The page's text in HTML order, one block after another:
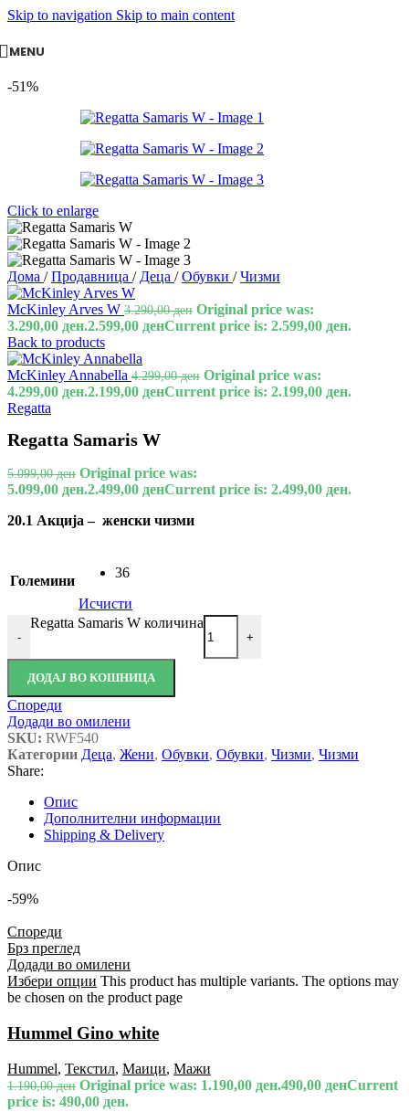
Skip to navigation Skip to main content
MENU
-51%
Click to enlarge
Дома / Продавница / Деца / Обувки / Чизми
McKinley Arves W 3.290,00ден Original price was:
3.290,00 ден.2.599,00 денCurrent price is: 2.599,00 ден.
Back to products
McKinley Annabella 4.299,00ден Original price was:
4.299,00 ден.2.199,00 денCurrent price is: 2.199,00 ден.
Regatta
Regatta Samaris W
5.099,00ден Original price was:
5.099,00 ден.2.499,00 денCurrent price is: 2.499,00 ден.
20.1 Акција – женски чизми
Големини
36
Исчисти
-
Regatta Samaris W количина
+
ДОДАЈ ВО КОШНИЦА
Спореди
Додади во омилени
SKU: RWF540
Категории Деца, Жени, Обувки, Обувки, Чизми, Чизми
Share:
Опис
Дополнителни информации
Shipping & Delivery
Опис
-59%
Спореди
Брз преглед
Додади во омилени
Избери опции This product has multiple variants. The options may
be chosen on the product page
Hummel Gino white
Hummel, Текстил, Маици, Мажи
1.190,00ден Original price was: 1.190,00 ден.490,00 денCurrent
price is: 490,00 ден.